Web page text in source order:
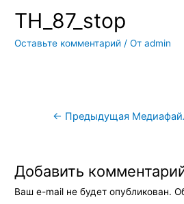
TH_87_stop
Оставьте комментарий / Отadmin
Навигация
← Предыдущая
Добавить
Ваш e-mail не будет опубликован.